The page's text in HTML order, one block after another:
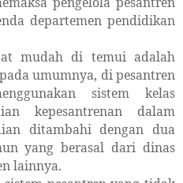
departemen pendidikan
mudah di temui adalah
umumnya, di pesantren
sistem kelas
kepesantrenan dalam
ditambahi dengan dua
yang berasal dari dinas
lainnya.